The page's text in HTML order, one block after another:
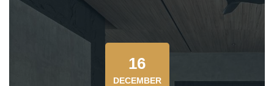
16
DECEMBER